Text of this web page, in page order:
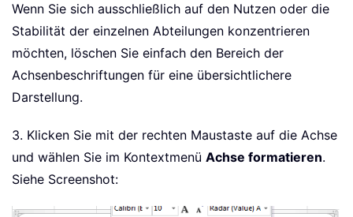
Wenn Sie sich ausschließlich auf den Nutzen oder die
Stabilität der einzelnen Abteilungen konzentrieren
möchten, löschen Sie einfach den Bereich der
Achsenbeschriftungen für eine übersichtlichere
Darstellung.
3. Klicken Sie mit der rechten Maustaste auf die Achse
und wählen Sie im Kontextmenü Achse formatieren.
Siehe Screenshot: